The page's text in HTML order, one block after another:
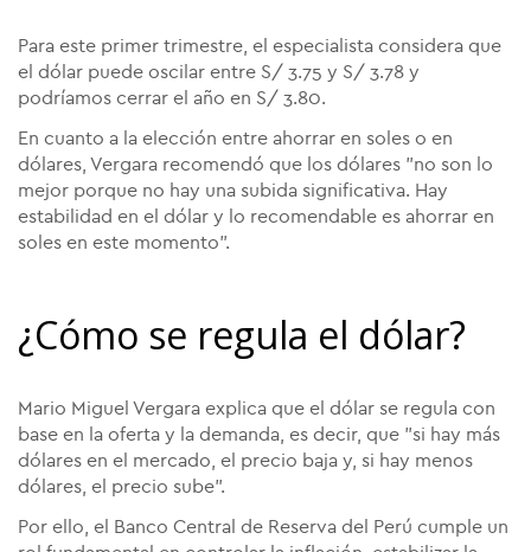
Para este primer trimestre, el especialista considera que
el dólar puede oscilar entre S/ 3.75 y S/ 3.78 y
podríamos cerrar el año en S/ 3.80.
En cuanto a la elección entre ahorrar en soles o en
dólares, Vergara recomendó que los dólares "no son lo
mejor porque no hay una subida significativa. Hay
estabilidad en el dólar y lo recomendable es ahorrar en
soles en este momento".
¿Cómo se regula el dólar?
Mario Miguel Vergara explica que el dólar se regula con
base en la oferta y la demanda, es decir, que "si hay más
dólares en el mercado, el precio baja y, si hay menos
dólares, el precio sube".
Por ello, el Banco Central de Reserva del Perú cumple un